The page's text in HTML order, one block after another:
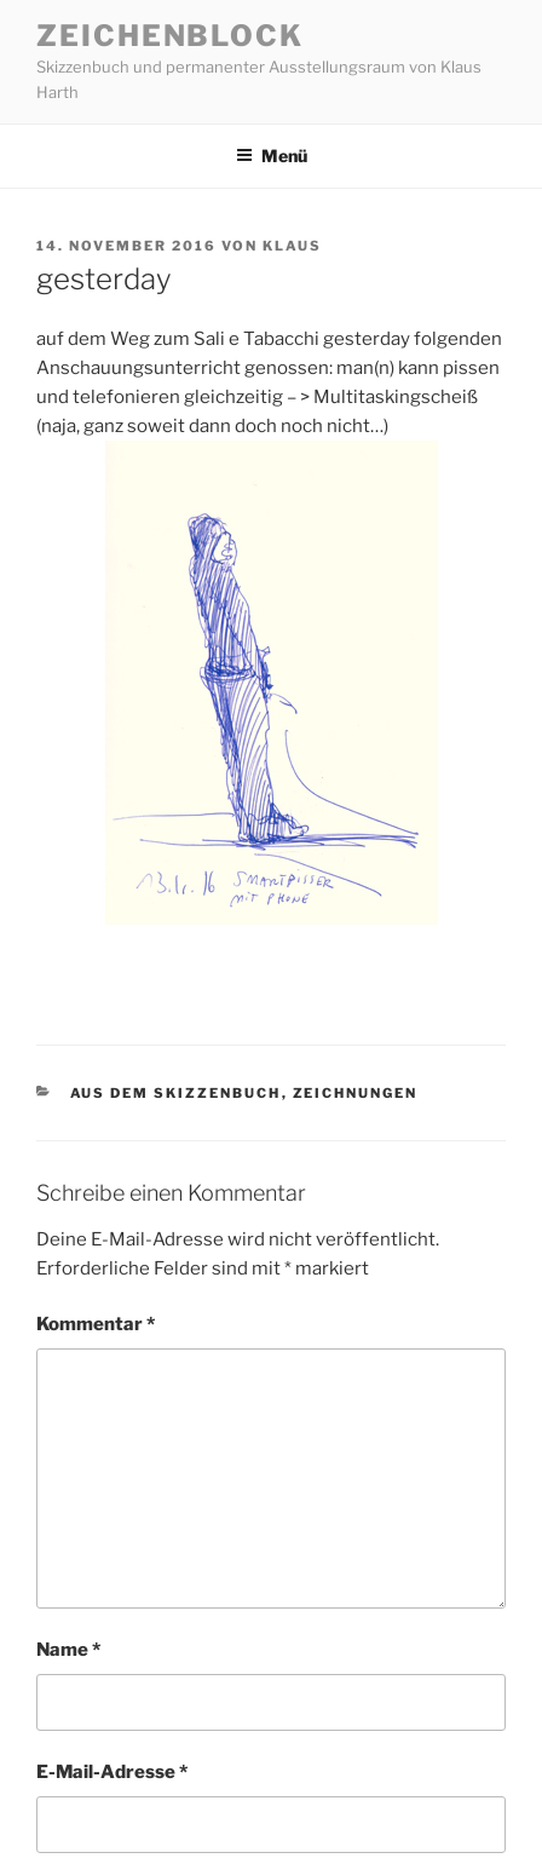
Inhalt
springen
ZEICHENBLOCK
Skizzenbuch und permanenter Ausstellungsraum von Klaus
Harth
Menü
VERÖFFENTLICHT
14. NOVEMBER 2016 VON KLAUS
gesterday
auf dem Weg zum Sali e Tabacchi gesterday folgenden
Anschauungsunterricht genossen: man(n) kann pissen
und telefonieren gleichzeitig – > Multitaskingscheiß
(naja, ganz soweit dann doch noch nicht…)
KATEGORIEN
AUS DEM SKIZZENBUCH , ZEICHNUNGEN
Schreibe einen Kommentar
Deine E-Mail-Adresse wird nicht veröffentlicht.
Erforderliche Felder sind mit* markiert
Kommentar*
Name*
E-Mail-Adresse*